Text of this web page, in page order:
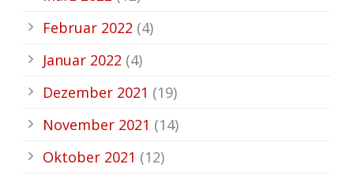
Februar 2022 (4)
Januar 2022 (4)
Dezember 2021 (19)
November 2021 (14)
Oktober 2021 (12)